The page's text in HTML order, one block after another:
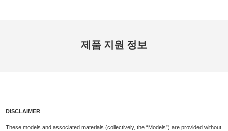
제품 지원 정보
DISCLAIMER
These models and associated materials (collectively, the “Models”) are provided without